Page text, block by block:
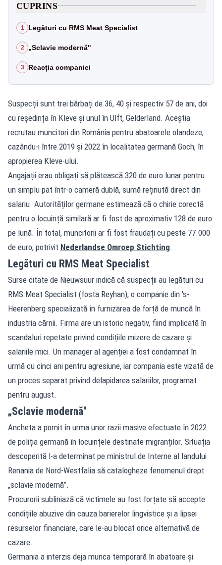
CUPRINS
1 Legături cu RMS Meat Specialist
2 „Sclavie modernă"
3 Reacția companiei
Suspecții sunt trei bărbați de 36, 40 și respectiv 57 de ani, doi
cu reședința în Kleve și unul în Ulft, Gelderland. Aceștia
recrutau muncitori din România pentru abatoarele olandeze,
cazându-i între 2019 și 2022 în localitatea germană Goch, în
apropierea Kleve-ului.
Angajații erau obligați să plătească 320 de euro lunar pentru
un simplu pat într-o cameră dublă, sumă reținută direct din
salariu. Autorităților germane estimează că o chirie corectă
pentru o locuință similară ar fi fost de aproximativ 128 de euro
pe lună. În total, muncitorii ar fi fost fraudați cu peste 77.000
de euro, potrivit Nederlandse Omroep Stichting.
Legături cu RMS Meat Specialist
Surse citate de Nieuwsuur indică că suspecții au legături cu
RMS Meat Specialist (fosta Reyhan), o companie din 's-
Heerenberg specializată în furnizarea de forță de muncă în
industria cărnii. Firma are un istoric negativ, fiind implicată în
scandaluri repetate privind condițiile mizere de cazare și
salariile mici. Un manager al agenției a fost condamnat în
urmă cu cinci ani pentru agresiune, iar compania este vizată de
un proces separat privind delapidarea salariilor, programat
pentru august.
„Sclavie modernă"
Ancheta a pornit în urma unor razii masive efectuate în 2022
de poliția germană în locuințele destinate migranților. Situația
descoperită l-a determinat pe ministrul de Interne al landului
Renania de Nord-Westfalia să catalogheze fenomenul drept
„sclavie modernă”.
Procurorii subliniază că victimele au fost forțate să accepte
condițiile abuzive din cauza barierelor lingvistice și a lipsei
resurselor financiare, care le-au blocat orice alternativă de
cazare.
Germania a interzis deja munca temporară în abatoare și